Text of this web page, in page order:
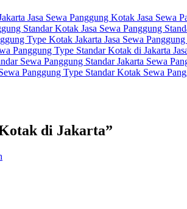
Jasa Sewa Panggung Kotak Jasa Sewa
Standar Kotak Jasa Sewa Panggung
Type Kotak Jakarta Jasa Sewa
Panggung Type Standar Kotak di Jakarta
Sewa Panggung Standar Jakarta Sewa
Panggung Type Standar Kotak Sewa
Kotak di Jakarta”